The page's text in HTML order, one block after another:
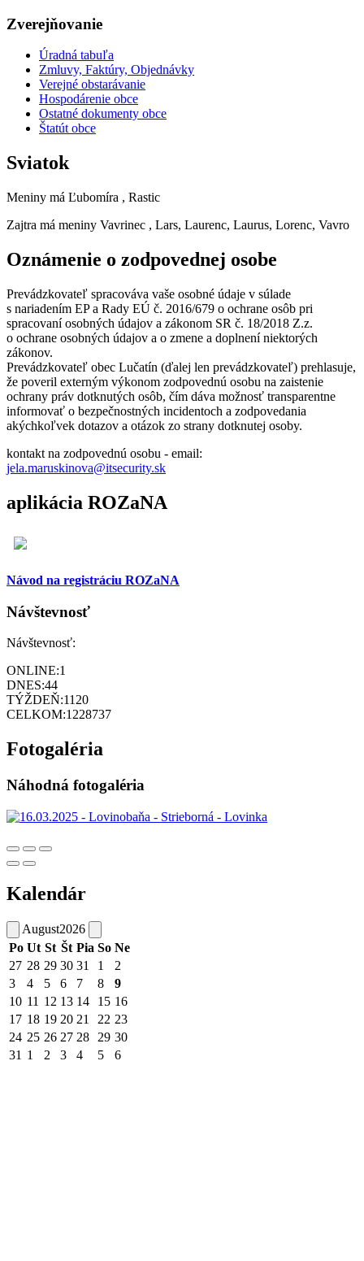
Zverejňovanie
Úradná tabuľa
Zmluvy, Faktúry, Objednávky
Verejné obstarávanie
Hospodárenie obce
Ostatné dokumenty obce
Štatút obce
Sviatok
Meniny má Ľubomíra , Rastic
Zajtra má meniny Vavrinec , Lars, Laurenc, Laurus, Lorenc, Vavro
Oznámenie o zodpovednej osobe
Prevádzkovateľ spracováva vaše osobné údaje v súlade
s nariadením EP a Rady EÚ č. 2016/679 o ochrane osôb pri
spracovaní osobných údajov a zákonom SR č. 18/2018 Z.z.
o ochrane osobných údajov a o zmene a doplnení niektorých
zákonov.
Prevádzkovateľ obec Lučatín (ďalej len prevádzkovateľ) prehlasuje,
že poveril externým výkonom zodpovednú osobu na zaistenie
ochrany práv dotknutých osôb, čím dáva možnosť transparentne
informovať o bezpečnostných incidentoch a zodpovedania
akýchkoľvek dotazov a otázok zo strany dotknutej osoby.
kontakt na zodpovednú osobu - email:
jela.maruskinova@itsecurity.sk
aplikácia ROZaNA
Návod na registráciu ROZaNA
Návštevnosť
Návštevnosť:
ONLINE:1
DNES:44
TÝŽDEŇ:1120
CELKOM:1228737
Fotogaléria
Náhodná fotogaléria
Kalendár
August2026
Po Ut St Št Pia So Ne
27 28 29 30 31 1
2
3
4 5 6 7 8
9
10 11 12 13 14 15 16
17 18 19 20 21 22 23
24 25 26 27 28 29 30
31 1 2 3 4 5 6